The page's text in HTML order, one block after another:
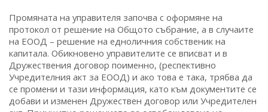
Промяната на управителя започва с оформяне на
протокол от решение на Общото събрание, а в случаите
на ЕООД – решение на едноличния собственик на
капитала. Обикновено управителите се вписват и в
Дружествения договор поименно, (респективно
Учредителния акт за ЕООД) и ако това е така, трябва да
се промени и тази информация, като към документите се
добави и изменен Дружествен договор или Учредителен